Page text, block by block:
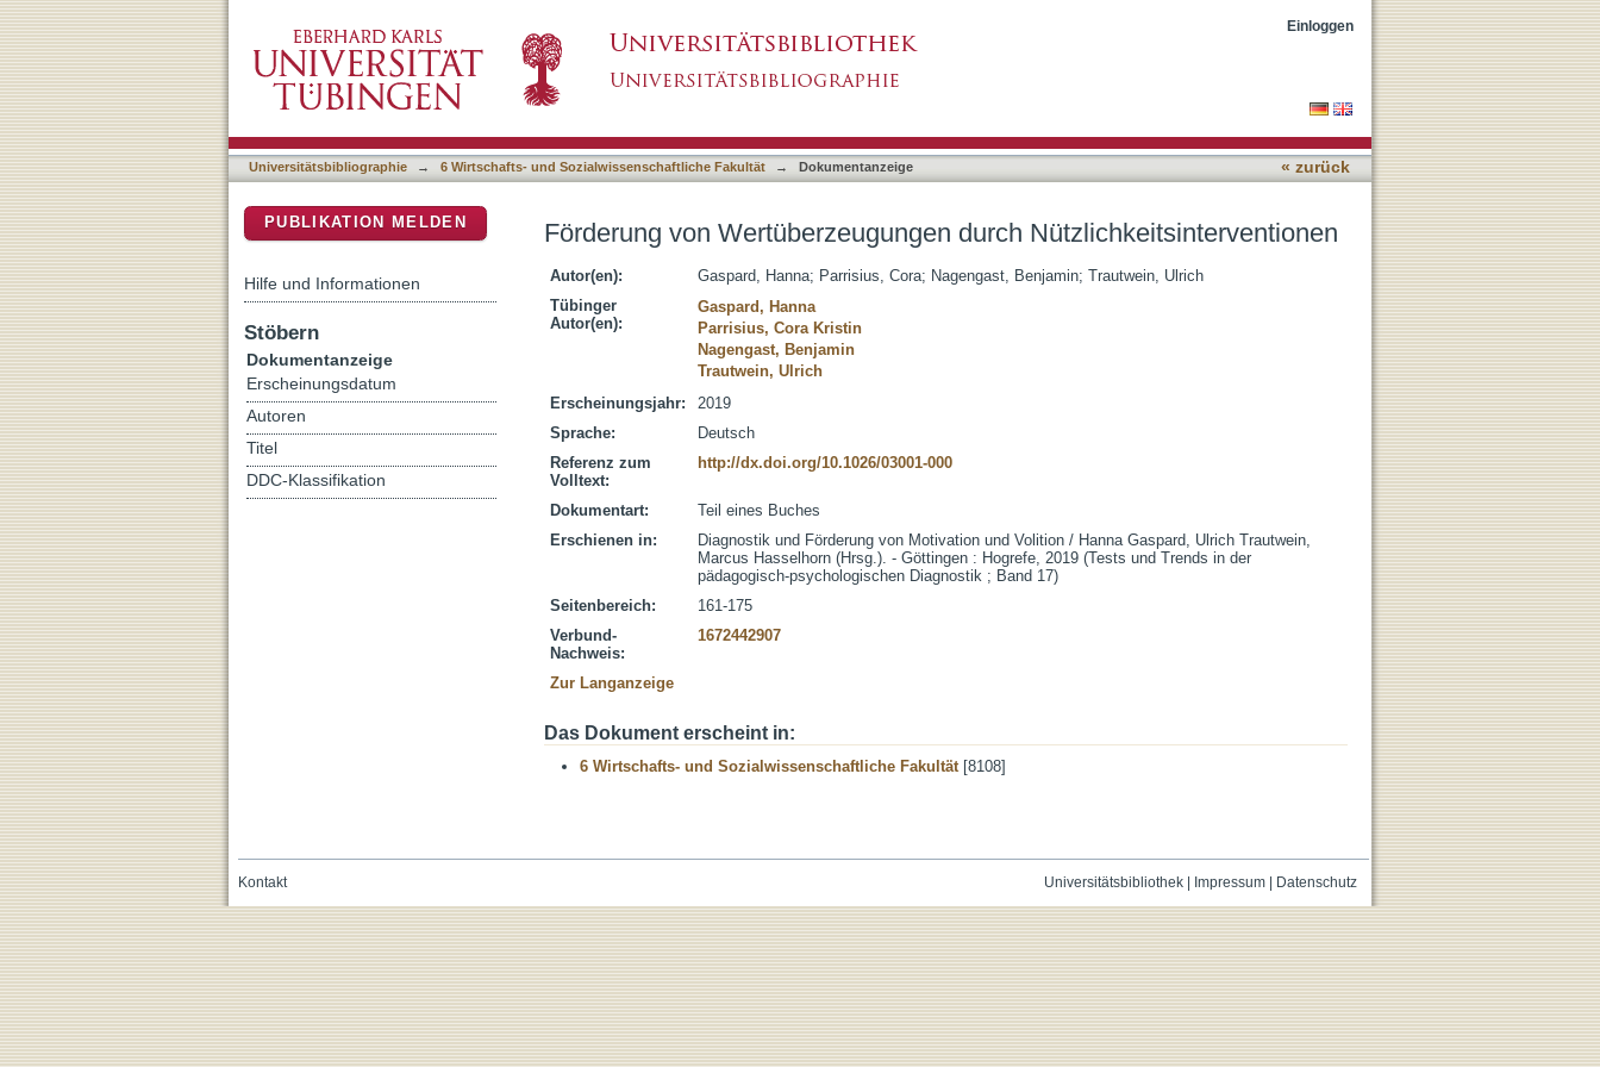
Einloggen
Universitätsbibliographie → 6 Wirtschafts- und Sozialwissenschaftliche Fakultät → Dokumentanzeige « zurück
Förderung von Wertüberzeugungen durch Nützlichkeitsinterventionen
Autor(en): Gaspard, Hanna; Parrisius, Cora; Nagengast, Benjamin; Trautwein, Ulrich
Tübinger
Autor(en):
Gaspard, Hanna
Parrisius, Cora Kristin
Nagengast, Benjamin
Trautwein, Ulrich
Erscheinungsjahr:
2019
Sprache:
Deutsch
Referenz zum
Volltext:
http://dx.doi.org/10.1026/03001-000
Dokumentart:
Teil eines Buches
Erschienen in:
Diagnostik und Förderung von Motivation und Volition / Hanna Gaspard, Ulrich Trautwein,
Marcus Hasselhorn (Hrsg.). - Göttingen : Hogrefe, 2019 (Tests und Trends in der
pädagogisch-psychologischen Diagnostik ; Band 17)
Seitenbereich:
161-175
Verbund-
Nachweis:
1672442907
Zur Langanzeige
Das Dokument erscheint in:
6 Wirtschafts- und Sozialwissenschaftliche Fakultät[8108]
PUBLIKATION MELDEN
Hilfe und Informationen
Stöbern
Dokumentanzeige
Erscheinungsdatum
Autoren
Titel
DDC-Klassifikation
Universitätsbibliothek| Impressum| Datenschutz
Kontakt